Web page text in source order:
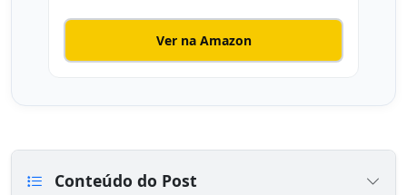
Ver na Amazon
Conteúdo do Post